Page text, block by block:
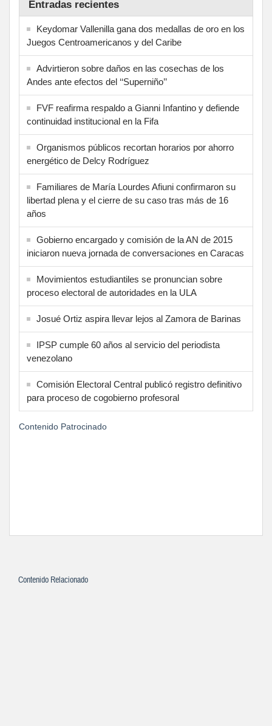
Entradas recientes
Keydomar Vallenilla gana dos medallas de oro en los
Juegos Centroamericanos y del Caribe
Advirtieron sobre daños en las cosechas de los
Andes ante efectos del ‘‘Superniño’’
FVF reafirma respaldo a Gianni Infantino y defiende
continuidad institucional en la Fifa
Organismos públicos recortan horarios por ahorro
energético de Delcy Rodríguez
Familiares de María Lourdes Afiuni confirmaron su
libertad plena y el cierre de su caso tras más de 16
años
Gobierno encargado y comisión de la AN de 2015
iniciaron nueva jornada de conversaciones en Caracas
Movimientos estudiantiles se pronuncian sobre
proceso electoral de autoridades en la ULA
Josué Ortiz aspira llevar lejos al Zamora de Barinas
IPSP cumple 60 años al servicio del periodista
venezolano
Comisión Electoral Central publicó registro definitivo
para proceso de cogobierno profesoral
Contenido Patrocinado
Contenido Relacionado